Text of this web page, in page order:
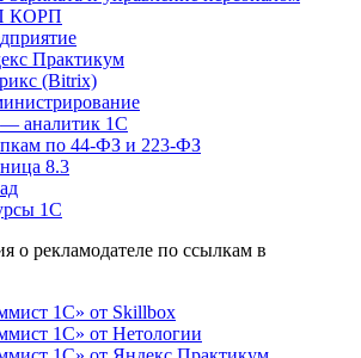
КОРП
Практикум
(Bitrix)
аналитик 1С
по 44‑ФЗ и 223‑ФЗ
8.3
1С
о рекламодателе по ссылкам в
1С» от Skillbox
1С» от Нетологии